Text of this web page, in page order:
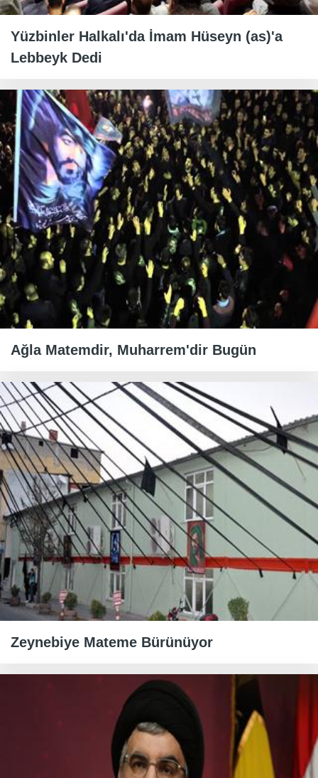
Yüzbinler Halkalı'da İmam Hüseyn (as)'a
Lebbeyk Dedi
Ağla Matemdir, Muharrem'dir Bugün
Zeynebiye Mateme Bürünüyor